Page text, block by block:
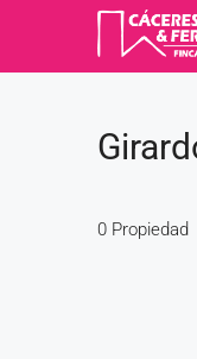
0 Propiedad